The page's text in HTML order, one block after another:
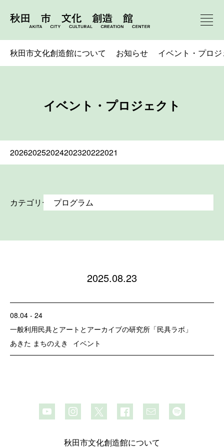
秋田市文化創造館について お知らせ イベント・プロ
イベント・プロジェクト
202620252024202320222021
カテゴリー
2025.08.23
08.04 - 24
一般利用民具とアートとアーカイブの研究所「民具ラボ」
あきた まちのえき
イベント
秋田市文化創造館について